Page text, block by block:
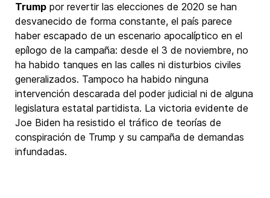
Trump por revertir las elecciones de 2020 se han
desvanecido de forma constante, el país parece
haber escapado de un escenario apocalíptico en el
epílogo de la campaña: desde el 3 de noviembre, no
ha habido tanques en las calles ni disturbios civiles
generalizados. Tampoco ha habido ninguna
intervención descarada del poder judicial ni de alguna
legislatura estatal partidista. La victoria evidente de
Joe Biden ha resistido el tráfico de teorías de
conspiración de Trump y su campaña de demandas
infundadas.